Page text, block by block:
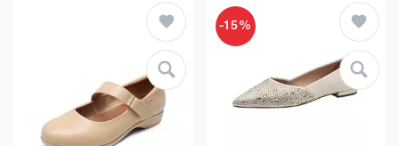
-15%